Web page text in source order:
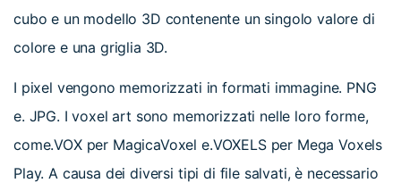
cubo e un modello 3D contenente un singolo valore di
colore e una griglia 3D.
I pixel vengono memorizzati in formati immagine. PNG
e. JPG. I voxel art sono memorizzati nelle loro forme,
come.VOX per MagicaVoxel e.VOXELS per Mega Voxels
Play. A causa dei diversi tipi di file salvati, è necessario